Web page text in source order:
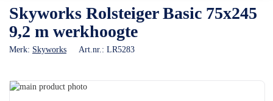
Bekijk hier onze Actiepagina
Binnen 1 dag een
Skyworks Rolsteiger Basic 75x245
9,2 m werkhoogte
Merk: Skyworks Art.nr.: LR5283
Ga